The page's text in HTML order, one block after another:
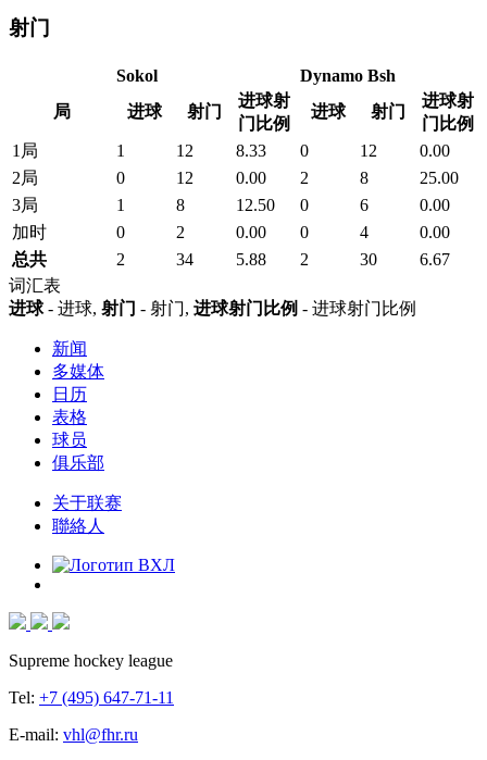
射门
Sokol
Dynamo Bsh
局
进球 射门
进球射
门比例
进球 射门
进球射
门比例
1局
1 12 8.33 0 12
0.00
2局
0 12 0.00 2 8
25.00
3局
1 8 12.50 0 6
0.00
加时
0 2 0.00 0 4
0.00
总共
2 34 5.88 2 30
6.67
词汇表
进球- 进球, 射门 - 射门, 进球射门比例 - 进球射门比例
新闻
多媒体
日历
表格
球员
俱乐部
关于联赛
聯絡人
Supreme hockey league
Tel: +7 (495) 647-71-11
E-mail: vhl@fhr.ru